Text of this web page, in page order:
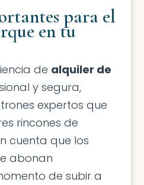
para el
en tu
de alquiler de
y segura,
expertos que
rincones de
cuenta que los
abonan
de subir a